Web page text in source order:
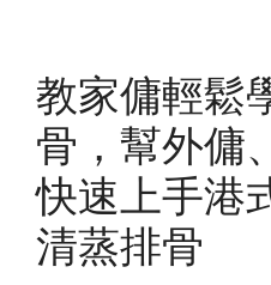
教家傭輕鬆
骨，幫外傭
快速上手港
清蒸排骨